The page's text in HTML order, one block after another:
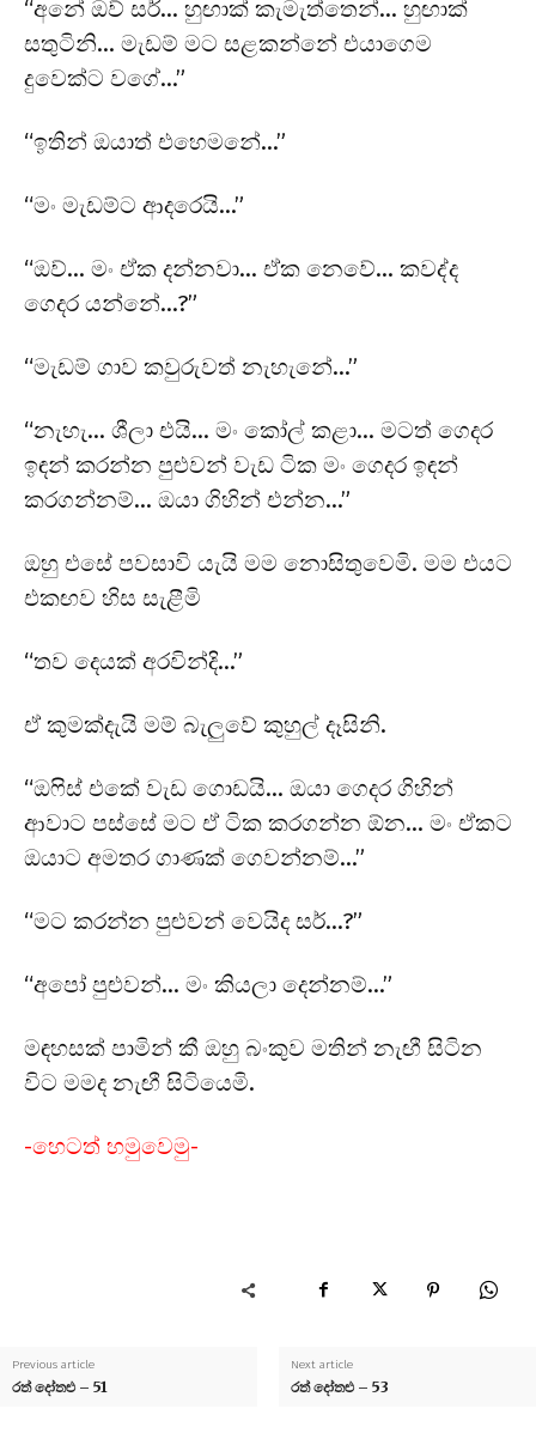
“අනේ ඔව් සර්… හුඟාක් කැමැත්තෙන්… හුඟාක්
සතුටිනි… මැඩම් මට සළකන්නේ එයාගෙම
දුවෙක්ට වගේ…”
“ඉතින් ඔයාත් එහෙමනේ…”
“මං මැඩම්ට ආදරෙයි…”
“ඔව්… මං ඒක දන්නවා… ඒක නෙවේ… කවද්ද
ගෙදර යන්නේ…?”
“මැඩම් ගාව කවුරුවත් නැහැනේ…”
“නැහැ… ශීලා එයි… මං කෝල් කළා… මටත් ගෙදර
ඉඳන් කරන්න පුළුවන් වැඩ ටික මං ගෙදර ඉඳන්
කරගන්නම්… ඔයා ගිහින් එන්න…”
ඔහු එසේ පවසාවි යැයි මම නොසිතුවෙමි. මම එයට
එකඟව හිස සැළීමි
“තව දෙයක් අරවින්දි…”
ඒ කුමක්දැයි මම් බැලුවේ කුහුල් දෑසිනි.
“ඔෆිස් එකේ වැඩ ගොඩයි… ඔයා ගෙදර ගිහින්
ආවාට පස්සේ මට ඒ ටික කරගන්න ඕන… මං ඒකට
ඔයාට අමතර ගාණක් ගෙවන්නම්…”
“මට කරන්න පුළුවන් වෙයිද සර්…?”
“අපෝ පුළුවන්… මං කියලා දෙන්නම්…”
මඳහසක් පාමින් කී ඔහු බංකුව මතින් නැඟී සිටින
විට මමද නැඟී සිටියෙමි.
-හෙටත් හමුවෙමු-
Previous article
රත් දෝතළු – 51
Next article
රත් දෝතළු – 53